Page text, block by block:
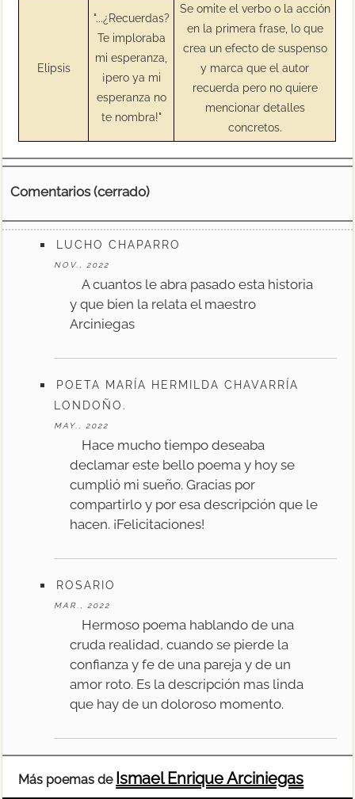
Elipsis
"...¿Recuerdas?
Te imploraba
mi esperanza,
¡pero ya mi
esperanza no
te nombra!"
Se omite el verbo o la acción
en la primera frase, lo que
crea un efecto de suspenso
y marca que el autor
recuerda pero no quiere
mencionar detalles
concretos.
Comentarios (cerrado)
LUCHO CHAPARRO
NOV., 2022
A cuantos le abra pasado esta historia
y que bien la relata el maestro
Arciniegas
POETA MARÍA HERMILDA CHAVARRÍA
LONDOÑO.
MAY., 2022
Hace mucho tiempo deseaba
declamar este bello poema y hoy se
cumplió mi sueño. Gracias por
compartirlo y por esa descripción que le
hacen. ¡Felicitaciones!
ROSARIO
MAR., 2022
Hermoso poema hablando de una
cruda realidad, cuando se pierde la
confianza y fe de una pareja y de un
amor roto. Es la descripción mas linda
que hay de un doloroso momento.
Más poemas de Ismael Enrique Arciniegas